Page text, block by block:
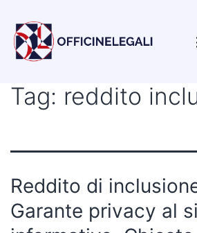
Tag: reddito
Reddito di
Garante privacy al